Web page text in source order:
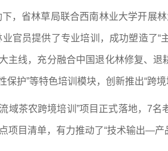
，省林草局联合西南林业大学开展
官员提供了专业培训，成功塑造了
主线，充分融合中国退化林修复、
保护”等特色培训模块，创新推出“跨
域茶农跨境培训”项目正式落地，7
项目清单，有力推动了“技术输出—